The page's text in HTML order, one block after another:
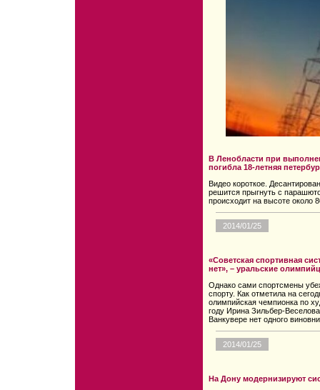
В Ленобласти при
погибла 18-летняя
Видео короткое.
решится прыгнуть с
происходит на высоте около
2014/01/25
«Советская спортивная
нет», – уральские
Однако сами спортсмены
спорту. Как отметила на
олимпийская чемпионка по
году Ирина Зильбер-
Ванкувере нет одного
2014/01/25
На Дону модернизируют